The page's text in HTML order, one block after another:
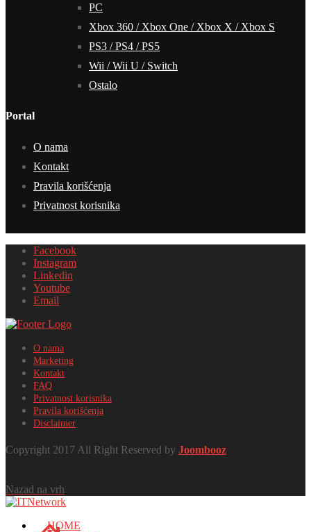
PC
Xbox 360 / Xbox One / Xbox X / Xbox S
PS3 / PS4 / PS5
Wii / Wii U / Switch
Ostalo
Portal
O nama
Kontakt
Pravila korišćenja
Privatnost korisnika
Facebook
Instagram
Linkedin
Youtube
Email
O nama
Marketing
Kontakt
FAQ
Privatnost korisnika
Pravila korišćenja
Disclaimer
Copyright 2017 All Right Reserved by Joombooz
Nazad na vrh
HOME